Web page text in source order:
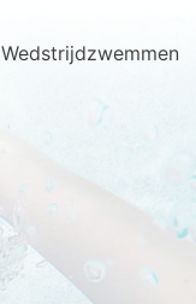
Wedstrijdzwemmen